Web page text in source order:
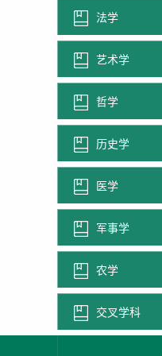
法学
艺术学
哲学
历史学
医学
军事学
农学
交叉学科